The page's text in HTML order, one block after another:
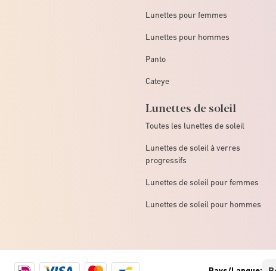
Lunettes pour femmes
Lunettes pour hommes
Panto
Cateye
Lunettes de soleil
Toutes les lunettes de soleil
Lunettes de soleil à verres
progressifs
Lunettes de soleil pour femmes
Lunettes de soleil pour hommes